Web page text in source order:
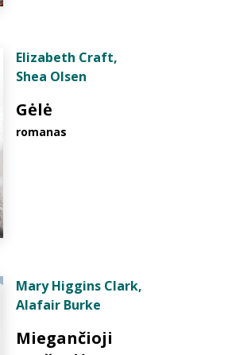
Elizabeth Craft,
Shea Olsen
Gėlė
romanas
Mary Higgins Clark,
Alafair Burke
Miegančioji